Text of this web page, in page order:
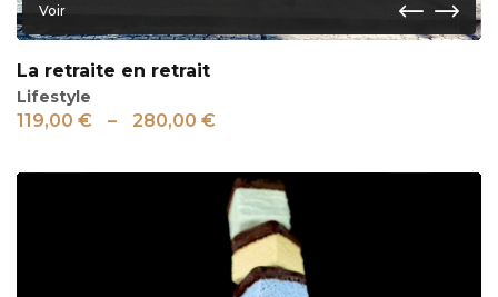
Voir
La retraite en retrait
Lifestyle
119,00 € – 280,00 €